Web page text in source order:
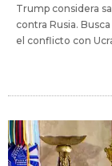
Trump considera
contra Rusia.
el conflicto con